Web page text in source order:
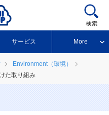
サービス More
Environment（環境）
た取り組み